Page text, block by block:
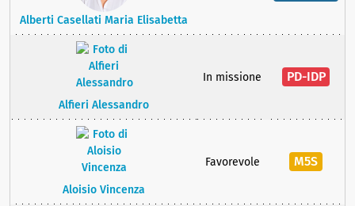
Alberti Casellati Maria Elisabetta
Alfieri Alessandro
In missione PD-IDP
Aloisio Vincenza
Favorevole M5S